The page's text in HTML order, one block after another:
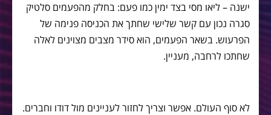
ישנה – ליאו מסי בצד ימין כמו פעם: בחלק מהפעמים סלטיק
סגרה נכון עם קשר שלישי שחתך את הכניסה פנימה של
הפרעוש. בשאר הפעמים, הוא סידר מצבים מצוינים לאלה
שחתכו לרחבה, מעניין.
לא סוף העולם. אפשר וצריך לחזור לעניינים מול דודו וחברים.